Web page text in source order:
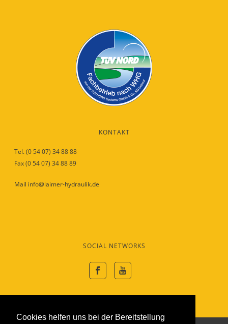
Cookies helfen uns bei der Bereitstellung
KONTAKT
Tel. (0 54 07) 34 88 88
Fax (0 54 07) 34 88 89
Mail info@laimer-hydraulik.de
SOCIAL NETWORKS